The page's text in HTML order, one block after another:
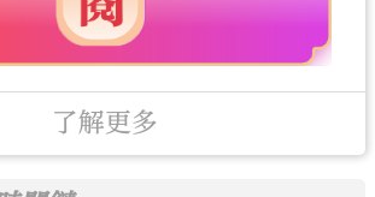
了解更多